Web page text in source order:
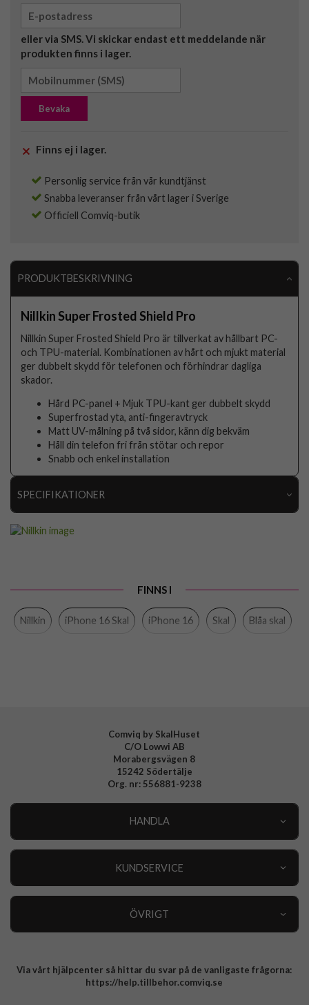
eller via SMS. Vi skickar endast ett meddelande när
produkten finns i lager.
Bevaka
Finns ej i lager.
Personlig service från vår kundtjänst
Snabba leveranser från vårt lager i Sverige
Officiell Comviq-butik
PRODUKTBESKRIVNING
Nillkin Super Frosted Shield Pro
Nillkin Super Frosted Shield Pro är tillverkat av hållbart PC-
och TPU-material. Kombinationen av hårt och mjukt material
ger dubbelt skydd för telefonen och förhindrar dagliga
skador.
Hård PC-panel + Mjuk TPU-kant ger dubbelt skydd
Superfrostad yta, anti-fingeravtryck
Matt UV-målning på två sidor, känn dig bekväm
Håll din telefon fri från stötar och repor
Snabb och enkel installation
SPECIFIKATIONER
Trådlös laddning-kompatibel
Färg Blå
FINNS I
Nillkin iPhone 16 Skal iPhone 16 Skal Blåa skal
Comviq by SkalHuset
C/O Lowwi AB
Morabergsvägen 8
15242 Södertälje
Org. nr: 556881-9238
HANDLA
KUNDSERVICE
ÖVRIGT
Integritetspolicy
Via vårt hjälpcenter så hittar du svar på de vanligaste frågorna:
https://help.tillbehor.comviq.se